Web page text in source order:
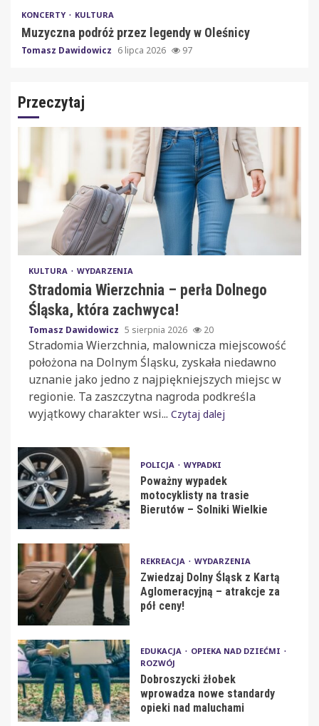
KONCERTY KULTURA
Muzyczna podróż przez legendy w Oleśnicy
Tomasz Dawidowicz 6 lipca 2026 97
Przeczytaj
KULTURA WYDARZENIA
Stradomia Wierzchnia – perła Dolnego
Śląska, która zachwyca!
Tomasz Dawidowicz 5 sierpnia 2026 20
Stradomia Wierzchnia, malownicza miejscowość
położona na Dolnym Śląsku, zyskała niedawno
uznanie jako jedno z najpiękniejszych miejsc w
regionie. Ta zaszczytna nagroda podkreśla
wyjątkowy charakter wsi... Czytaj dalej
POLICJA WYPADKI
Poważny wypadek
motocyklisty na trasie
Bierutów – Solniki Wielkie
REKREACJA WYDARZENIA
Zwiedzaj Dolny Śląsk z Kartą
Aglomeracyjną – atrakcje za
pół ceny!
EDUKACJA
OPIEKA NAD DZIEĆMI
ROZWÓJ
Dobroszycki żłobek
wprowadza nowe standardy
opieki nad maluchami